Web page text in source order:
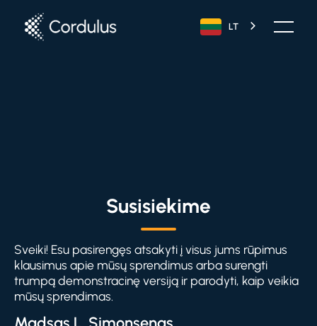
LT
Susisiekime
Sveiki! Esu pasirengęs atsakyti į visus jums rūpimus
klausimus apie mūsų sprendimus arba surengti
trumpą demonstracinę versiją ir parodyti, kaip veikia
mūsų sprendimas.